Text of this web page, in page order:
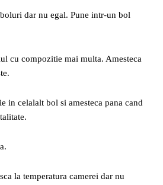
dar nu egal. Pune intr-un bol
cu compozitie mai multa. Amesteca
in celalalt bol si amesteca pana cand
la temperatura camerei dar nu